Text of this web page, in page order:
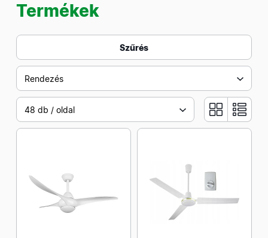
Termékek
Szűrés
Rendezés
48 db / oldal